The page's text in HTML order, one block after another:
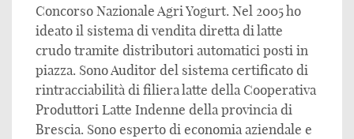
Concorso Nazionale Agri Yogurt. Nel 2005 ho
ideato il sistema di vendita diretta di latte
crudo tramite distributori automatici posti in
piazza. Sono Auditor del sistema certificato di
rintracciabilità di filiera latte della Cooperativa
Produttori Latte Indenne della provincia di
Brescia. Sono esperto di economia aziendale e